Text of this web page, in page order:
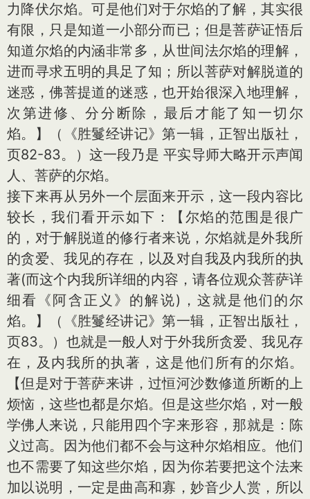
力降伏尔焰。可是他们对于尔焰的了解，其实很
有限，只是知道一小部分而已；但是菩萨证悟后
知道尔焰的内涵非常多，从世间法尔焰的理解，
进而寻求五明的具足了知；所以菩萨对解脱道的
迷惑，佛菩提道的迷惑，也开始很深入地理解，
次第进修、分分断除，最后才能了知一切尔
焰。】（《胜鬘经讲记》第一辑，正智出版社，
页82-83。）这一段乃是 平实导师大略开示声闻
人、菩萨的尔焰。
接下来再从另外一个层面来开示，这一段内容比
较长，我们看开示如下：【尔焰的范围是很广
的，对于解脱道的修行者来说，尔焰就是外我所
的贪爱、我见的存在，以及对自我及内我所的执
著(而这个内我所详细的内容，请各位观众菩萨详
细看《阿含正义》的解说)，这就是他们的尔
焰。】（《胜鬘经讲记》第一辑，正智出版社，
页83。）也就是一般人对于外我所贪爱、我见存
在，及内我所的执著，这是他们所有的尔焰。
【但是对于菩萨来讲，过恒河沙数修道所断的上
烦恼，这些也都是尔焰。但是这些尔焰，对一般
学佛人来说，只能用四个字来形容，那就是：陈
义过高。因为他们都不会与这种尔焰相应。他们
也不需要了知这些尔焰，因为你若要把这个法来
加以说明，一定是曲高和寡，妙音少人赏，所以